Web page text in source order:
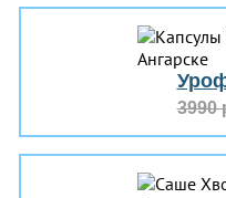
3990